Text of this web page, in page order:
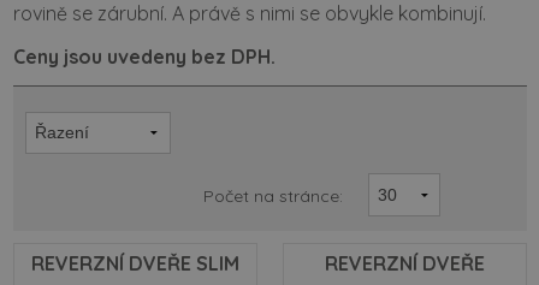
rovině se zárubní. A právě s nimi se obvykle kombinují.
Ceny jsou uvedeny bez DPH.
Počet na stránce:
REVERZNÍ DVEŘE SLIM REVERZNÍ DVEŘE